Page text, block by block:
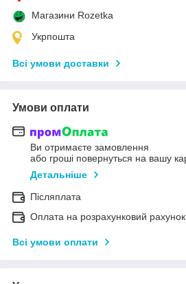
Магазини Rozetka
Укрпошта
Всі умови доставки
Умови оплати
Ви отримаєте замовлення
або гроші повернуться на вашу
Детальніше
Післяплата
Оплата на розрахунковий рахунок
Всі умови оплати